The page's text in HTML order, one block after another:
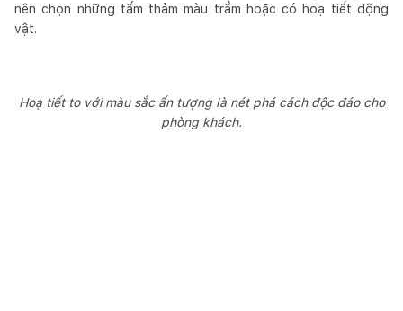
nên chọn những tấm thảm màu trầm hoặc có hoạ tiết động
vật.
Hoạ tiết to với màu sắc ấn tượng là nét phá cách độc đáo cho
phòng khách.